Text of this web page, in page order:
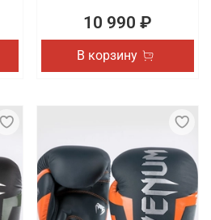
10 990 ₽
В корзину